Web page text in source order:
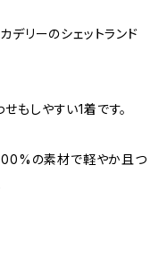
デリーのシェットランド
もしやすい1着です。
100%の素材で軽やか且つ